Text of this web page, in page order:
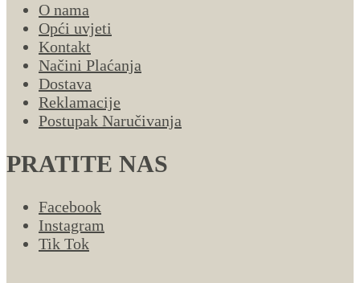
O nama
Opći uvjeti
Kontakt
Načini Plaćanja
Dostava
Reklamacije
Postupak Naručivanja
PRATITE NAS
Facebook
Instagram
Tik Tok